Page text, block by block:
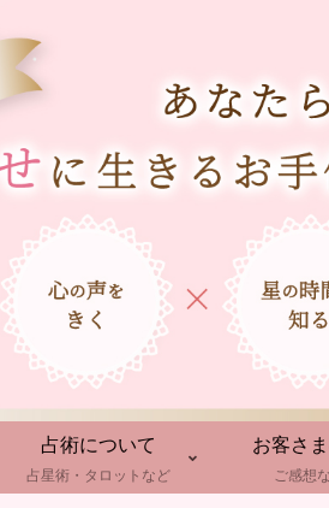
占術について
占星術・タロットなど
お客さ
ご感想